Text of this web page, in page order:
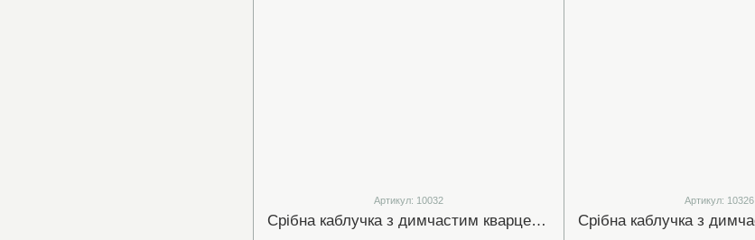
Артикул: 10032
Срібна каблучка з димчастим кварцем та фіанітами (арт.10032)
Артикул: 10326